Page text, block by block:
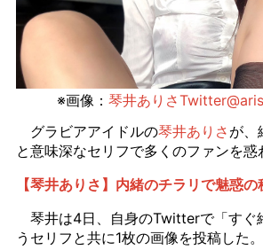
※画像： 琴井ありさ
グラビアアイドルの琴井ありさ が、
と意味深なセリフで多くのファンを惑
【琴井ありさ】内緒のチラリで魅惑の
琴井は4日、自身のTwitterで「すぐ
うセリフと共に1枚の画像を投稿した。